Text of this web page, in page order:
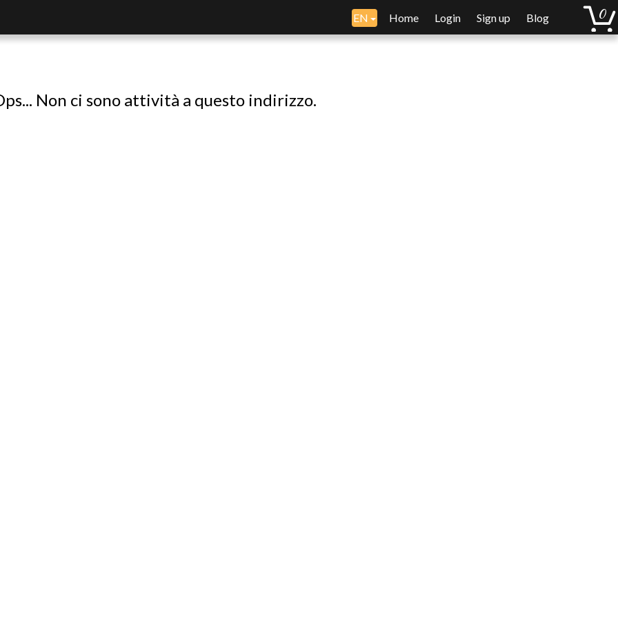
EN Home Login Sign up Blog
Non ci sono attività a questo indirizzo.